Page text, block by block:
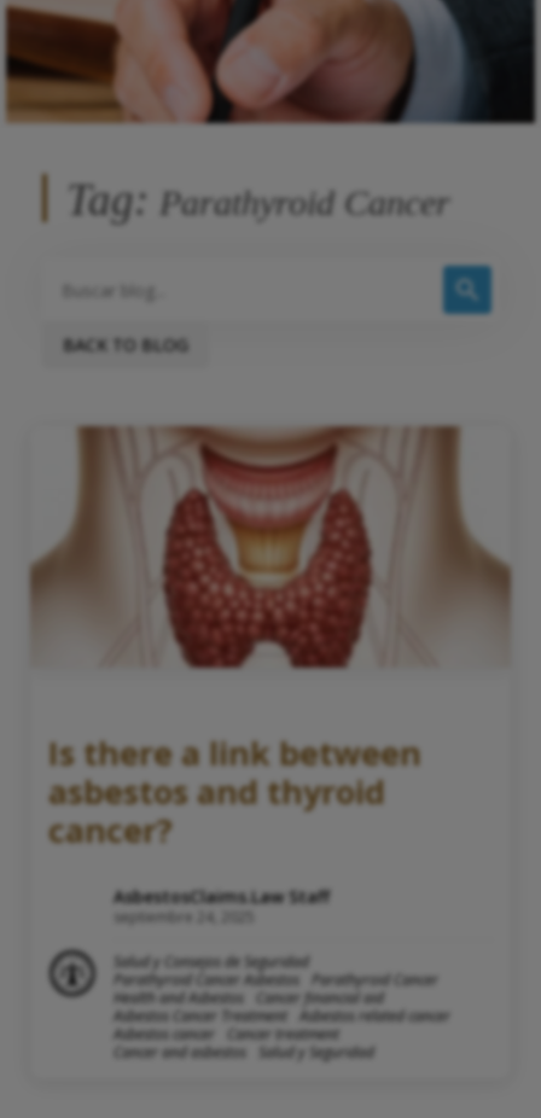
Tag: Parathyroid Cancer
BACK TO BLOG
Is there a link between
asbestos and thyroid
cancer?
AsbestosClaims.Law Staff
septiembre 24, 2025
Salud y Consejos de Seguridad
Parathyroid Cancer Asbestos
Parathyroid Cancer
Health and Asbestos
Cancer financial aid
Asbestos Cancer Treatment
Asbestos related cancer
Asbestos cancer
Cancer treatment
Cancer and asbestos
Salud y Seguridad